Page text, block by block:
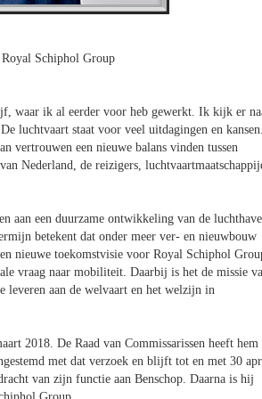
Schiphol Group
waar ik al eerder voor heb gewerkt. Ik kijk er
luchtvaart staat voor veel uitdagingen en kansen.
vertrouwen een nieuwe balans vinden tussen
Nederland, de reizigers,
aan een duurzame ontwikkeling van de
betekent dat onder meer ver- en nieuwbouw
nieuwe toekomstvisie voor Royal Schiphol
vraag naar mobiliteit. Daarbij is het de missie
leveren aan de welvaart en het welzijn in
2018. De Raad van Commissarissen heeft hem
met dat verzoek en blijft tot en met 30
van zijn functie aan Benschop. Daarna is hij
Group.